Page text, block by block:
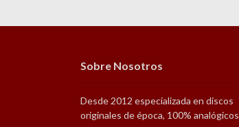
Sobre Nosotros
Desde 2012 especializada en discos
originales de época, 100% analógicos